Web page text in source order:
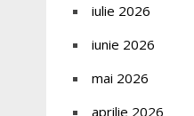
iulie 2026
iunie 2026
mai 2026
aprilie 2026